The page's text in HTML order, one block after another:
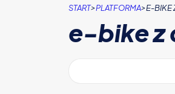
START>PLATFORMA>E-BIKE
e-bike z